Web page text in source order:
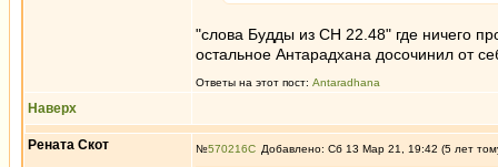
"слова Будды из СН 22.48" где ничего
остальное Антарадхана досочинил от
Ответы на этот пост: Antaradhana
Наверх
Рената Скот №570216 Добавлено: Сб 13 Мар 21, 19:42 (5 лет